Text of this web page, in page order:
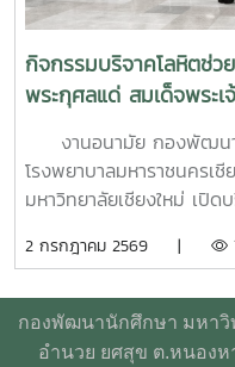
นอกจากนี้ ยังมีการเรียนรู้
ฉุกเฉิน การทำงานร่วมกับ
การติดตามดูแลนิสิตอย่างต่
มุ่งเน้นการจัดการสถานกา
เสี่ยงต่อการฆ่าตัวตาย กา
ลั่นแกล้งทางไซเบอร์
กิจกรรมเชิงป้องกันเพื่อสร้
ท้ายของการอบรมยังให้คว
(Burnout) การพัฒนาทักษ
Compassion) พร้อมเปิด
กิจกรรมบริจาคโลหิตช่ว
พระกุศลแด่ สมเด็จพระเ
นทิราเทพยวดี กรมหลว
ธิดางานอนามัย กองพัฒนา
โรงพยาบาลมหาราชนครเ
มหาวิทยาลัยเชียงใหม่ เปิ
รกิติยาภา นเรนทิราเทพย
14.00 น. ณ ลานอนันต์ ปั
นักศึกษาที่เข้าร่วมบริจาค
2 กรกฎาคม 2569 |
กองพัฒนานักศึกษา มหาวิ
อำนวย ยศสุข ต.หนองห